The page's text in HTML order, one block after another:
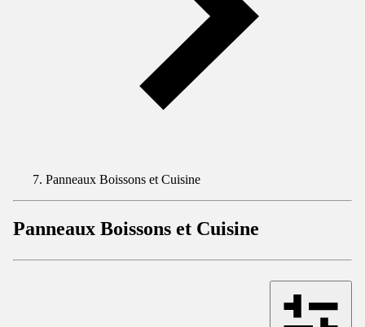
Panneaux Boissons et Cuisine
Panneaux Boissons et Cuisine